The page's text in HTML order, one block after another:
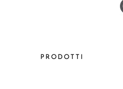
PRODOTTI